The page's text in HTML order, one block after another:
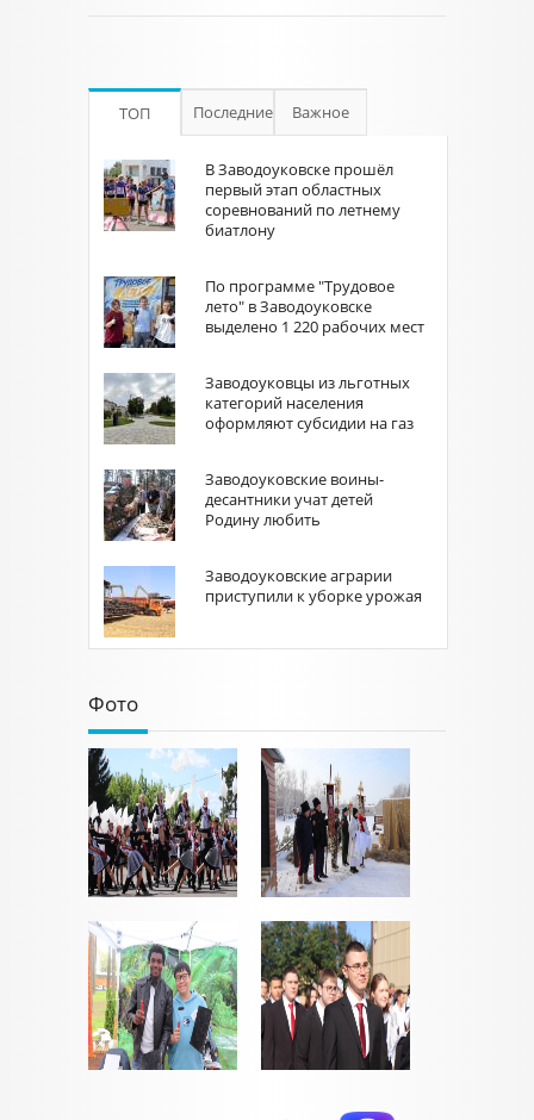
ТОП Последние Важное
В Заводоуковске прошёл
первый этап областных
соревнований по летнему
биатлону
По программе "Трудовое
лето" в Заводоуковске
выделено 1 220 рабочих мест
Заводоуковцы из льготных
категорий населения
оформляют субсидии на газ
Заводоуковские воины-
десантники учат детей
Родину любить
Заводоуковские аграрии
приступили к уборке урожая
Фото